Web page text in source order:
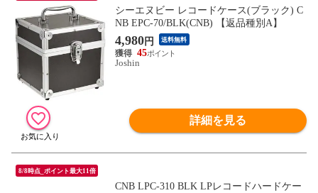
シーエヌビー レコードケース(ブラック) C
NB EPC-70/BLK(CNB) 【返品種別A】
4,980円 送料無料
45
Joshin
詳細を見る
8/8時点_ポイント最大11倍
CNB LPC-310 BLK LPレコードハードケー